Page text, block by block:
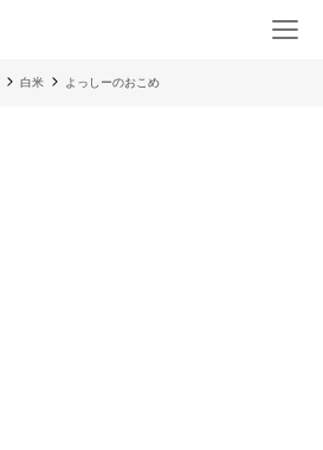
白米 よっしーのおこめ